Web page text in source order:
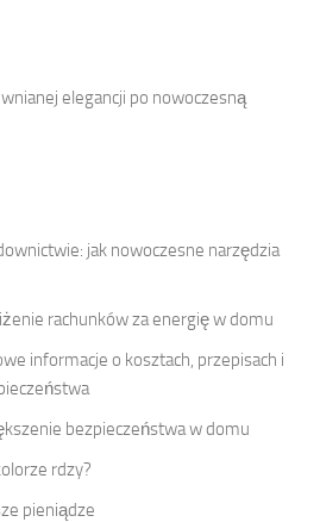
elegancji po nowoczesną
jak nowoczesne narzędzia
rachunków za energię w domu
informacje o kosztach, przepisach i
bezpieczeństwa w domu
rdzy?
pieniądze